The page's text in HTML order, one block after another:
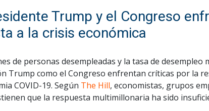
Trump y el Congreso
a la crisis económica
de personas desempleadas y la tasa de
Trump como el Congreso enfrentan críticas por la
COVID-19. Según The Hill, economistas, grupos
que la respuesta multimillonaria ha sido